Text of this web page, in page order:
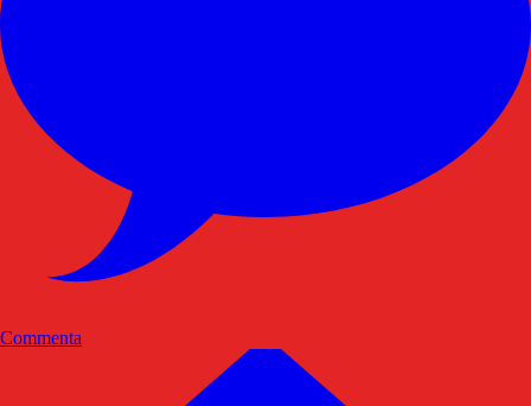
Commenta